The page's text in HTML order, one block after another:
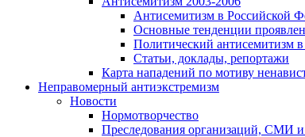
Антисемитизм в Российской
Основные тенденции
Политический антисемитизм
Статьи, доклады, репортажи
Карта нападений по мотиву
Неправомерный антиэкстремизм
Новости
Нормотворчество
Преследования организаций, СМИ